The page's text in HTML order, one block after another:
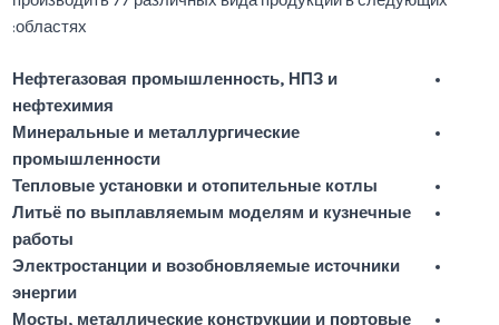
областях:
Нефтегазовая промышленность, НПЗ и
нефтехимия
Минеральные и металлургические
промышленности
Тепловые установки и отопительные котлы
Литьё по выплавляемым моделям и кузнечные
работы
Электростанции и возобновляемые источники
энергии
Мосты, металлические конструкции и портовые